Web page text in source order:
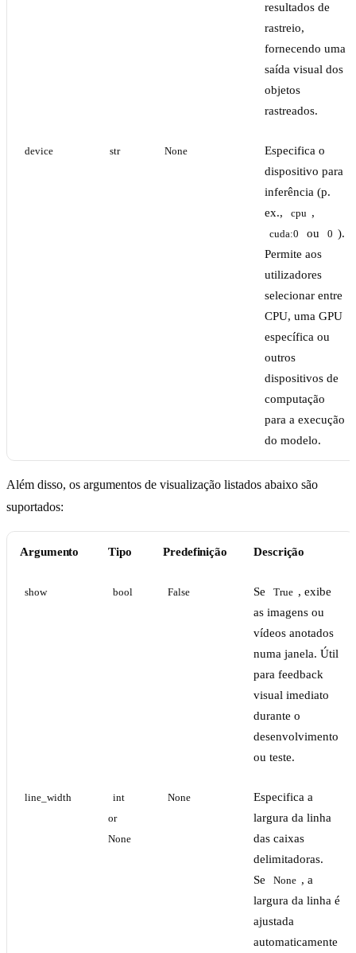
resultados de
rastreio,
fornecendo uma
saída visual dos
objetos
rastreados.
device str None
Especifica o
dispositivo para
inferência (p.
ex.,
cpu ,
cuda:0 ou 0 ).
Permite aos
utilizadores
selecionar entre
CPU, uma GPU
específica ou
outros
dispositivos de
computação
para a execução
do modelo.
Além disso, os argumentos de visualização listados abaixo são
suportados:
Argumento Tipo Predefinição Descrição
show bool False Se True , exibe
as imagens ou
vídeos anotados
numa janela. Útil
para feedback
visual imediato
durante o
desenvolvimento
ou teste.
line_width
int
or
None
None
Especifica a
largura da linha
das caixas
delimitadoras.
Se
None , a
largura da linha é
ajustada
automaticamente